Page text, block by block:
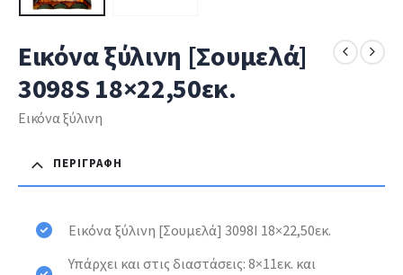
Εικόνα ξύλινη [Σουμελά]
3098S 18×22,50εκ.
Εικόνα ξύλινη
ΠΕΡΙΓΡΑΦΉ
Εικόνα ξύλινη [Σουμελά] 3098I 18×22,50εκ.
Υπάρχει και στις διαστάσεις: 8×11εκ. και